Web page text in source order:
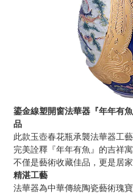
鎏金線塑開窗法華器『年年有
品
此款玉壺春花瓶承襲法華器工
完美詮釋『年年有魚』的吉祥
不僅是藝術收藏佳品，更是居家
精湛工藝
法華器為中華傳統陶瓷藝術瑰